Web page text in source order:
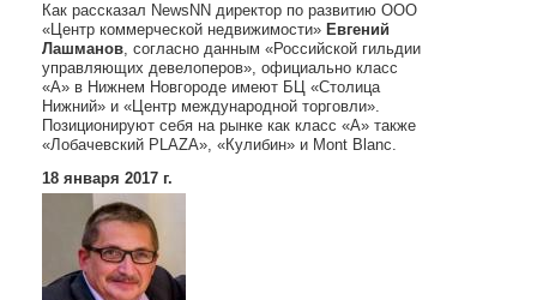
Как рассказал NewsNN директор по развитию ООО
«Центр коммерческой недвижимости» Евгений
Лашманов, согласно данным «Российской гильдии
управляющих девелоперов», официально класс
«А» в Нижнем Новгороде имеют БЦ «Столица
Нижний» и «Центр международной торговли».
Позиционируют себя на рынке как класс «А» также
«Лобачевский PLAZA», «Кулибин» и Mont Blanc.
18 января 2017 г.